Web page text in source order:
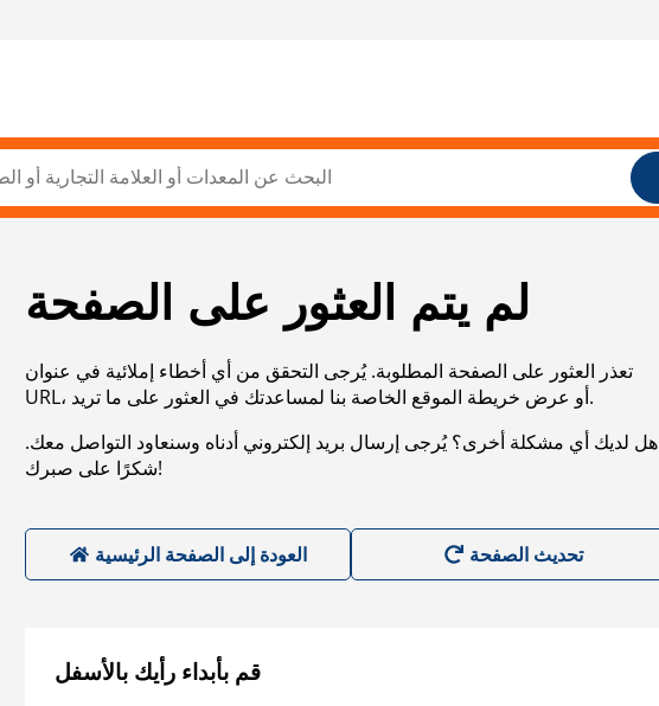
لم يتم العثور على الصفحة
تعذر العثور على الصفحة المطلوبة. يُرجى التحقق من أي أخطاء إملائية في عنوان
URL، أو عرض خريطة الموقع الخاصة بنا لمساعدتك في العثور على ما تريد.
هل لديك أي مشكلة أخرى؟ يُرجى إرسال بريد إلكتروني أدناه وسنعاود التواصل معك.
شكرًا على صبرك!
العودة إلى الصفحة الرئيسية
قم بأبداء رأيك بالأسفل